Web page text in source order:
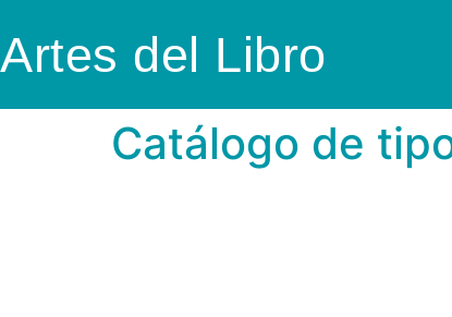
Artes del Libro
Catálogo de